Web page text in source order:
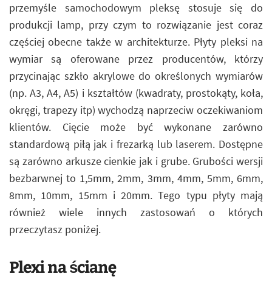
przemyśle samochodowym pleksę stosuje się do
produkcji lamp, przy czym to rozwiązanie jest coraz
częściej obecne także w architekturze. Płyty pleksi na
wymiar są oferowane przez producentów, którzy
przycinając szkło akrylowe do określonych wymiarów
(np. A3, A4, A5) i kształtów (kwadraty, prostokąty, koła,
okręgi, trapezy itp) wychodzą naprzeciw oczekiwaniom
klientów. Cięcie może być wykonane zarówno
standardową piłą jak i frezarką lub laserem. Dostępne
są zarówno arkusze cienkie jak i grube. Grubości wersji
bezbarwnej to 1,5mm, 2mm, 3mm, 4mm, 5mm, 6mm,
8mm, 10mm, 15mm i 20mm. Tego typu płyty mają
również wiele innych zastosowań o których
przeczytasz poniżej.
Plexi na ścianę